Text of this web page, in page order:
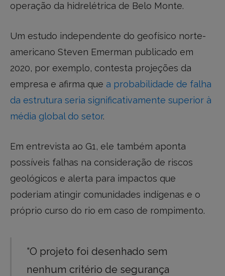
operação da hidrelétrica de Belo Monte.
Um estudo independente do geofísico norte-
americano Steven Emerman publicado em
2020, por exemplo, contesta projeções da
empresa e afirma que a probabilidade de falha
da estrutura seria significativamente superior à
média global do setor.
Em entrevista ao G1, ele também aponta
possíveis falhas na consideração de riscos
geológicos e alerta para impactos que
poderiam atingir comunidades indígenas e o
próprio curso do rio em caso de rompimento.
“O projeto foi desenhado sem
nenhum critério de segurança